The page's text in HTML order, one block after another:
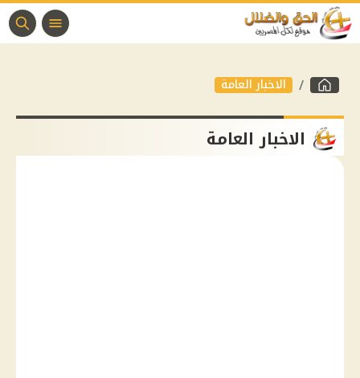
الاخبار العامة
الاخبار العامة